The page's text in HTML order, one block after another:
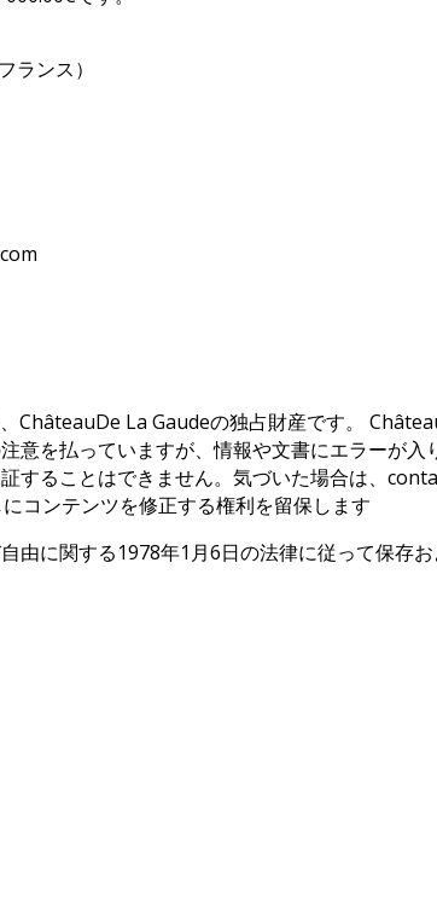
ンス）
La Gaudeの独占財産です。
を払っていますが、情報や文書にエラーが
することはできません。気づいた場合は、
コンテンツを修正する権利を留保します
由に関する1978年1月6日の法律に従って保存